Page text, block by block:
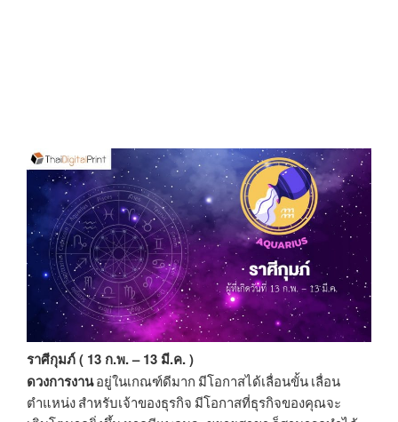
ราศีกุมภ์ ( 13 ก.พ. – 13 มี.ค. )
ดวงการงานอยู่ในเกณฑ์ดีมาก มีโอกาสได้เลื่อนขั้น เลื่อน
ตำแหน่ง สำหรับเจ้าของธุรกิจ มีโอกาสที่ธุรกิจของคุณจะ